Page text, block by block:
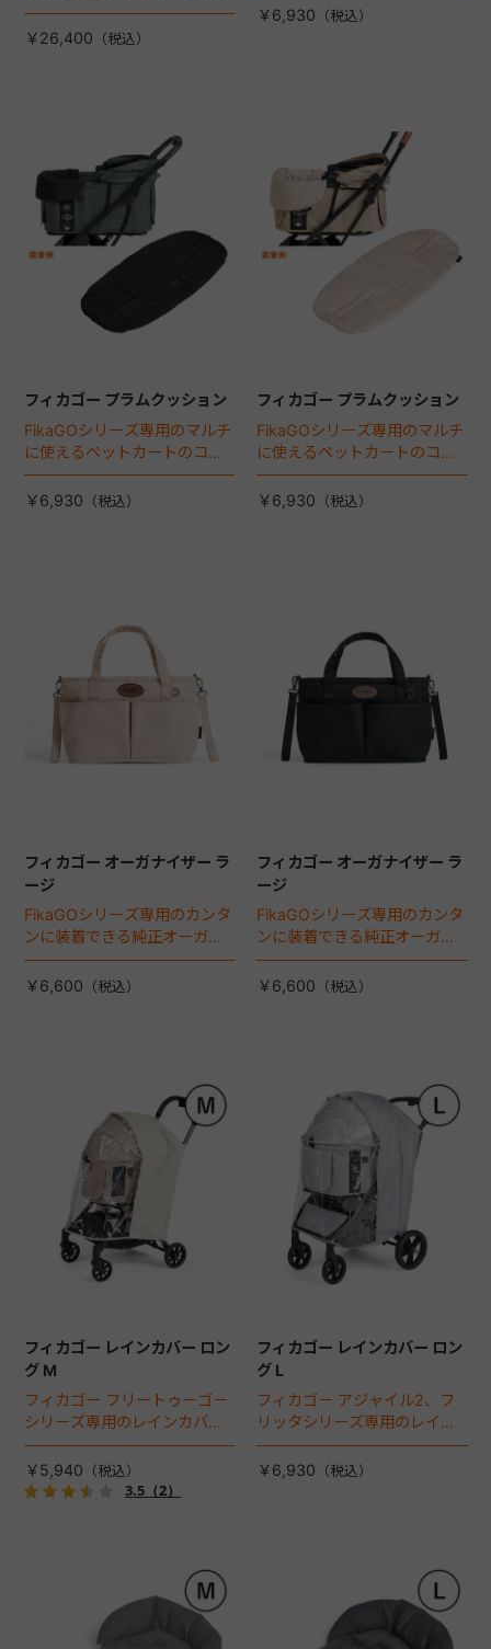
リー部単品が登場！
￥26,400
￥6,930
フィカゴー プラムクッション
FikaGOシリーズ専用のマルチ
に使えるペットカートのコー
ナークッション登場。
￥6,930
フィカゴー プラムクッション
FikaGOシリーズ専用のマルチ
に使えるペットカートのコー
ナークッション登場。
￥6,930
フィカゴー オーガナイザー ラ
ージ
FikaGOシリーズ専用のカンタ
ンに装着できる純正オーガナ
イザー。
￥6,600
フィカゴー オーガナイザー ラ
ージ
FikaGOシリーズ専用のカンタ
ンに装着できる純正オーガナ
イザー。
￥6,600
フィカゴー レインカバー ロン
グ M
フィカゴー フリートゥーゴー
シリーズ専用のレインカバ
ー。雨の日のお出かけも安
心。
￥5,940
3.5（2）
フィカゴー レインカバー ロン
グ L
フィカゴー アジャイル2、フ
リッタシリーズ専用のレイン
カバー。雨の日のお出かけも
安心。
￥6,930